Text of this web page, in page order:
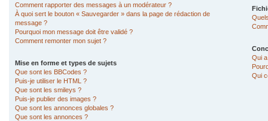
Comment rapporter des messages à un modérateur ?
À quoi sert le bouton « Sauvegarder » dans la page de rédaction de
message ?
Pourquoi mon message doit être validé ?
Comment remonter mon sujet ?
Mise en forme et types de sujets
Que sont les BBCodes ?
Puis-je utiliser le HTML ?
Que sont les smileys ?
Puis-je publier des images ?
Que sont les annonces globales ?
Que sont les annonces ?
Qui
Qui